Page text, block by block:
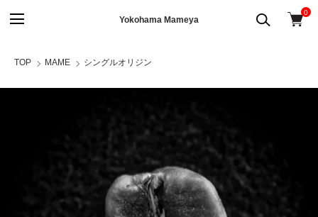
Yokohama Mameya
0
TOP MAME シングルオリジン